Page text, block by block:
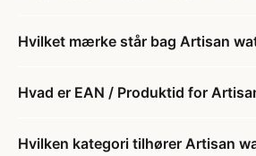
Hvilket mærke står bag Artisan
Hvad er EAN / Produktid for
Hvilken kategori tilhører Artisan